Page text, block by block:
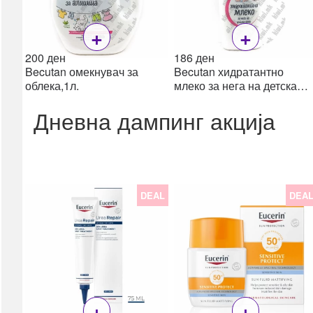
Пулс оксиметри
Апарати за притисок
Топломери
Инхалатори /
Небулизери
Дигестивен тракт
Дигестија & Ензими
Лаксативи &
Мотилитет
Електролити
Рефлукс & Киселини
Фибер (влакна)
сите →
+
200 ден
Becutan омекнувач за
облека,1л.
+
186ден
Becutan хидратантно
млеко за нега на детска
Дневна дампинг акција
DEAL